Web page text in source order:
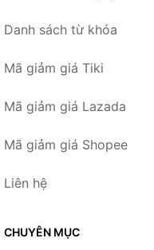
Danh sách từ khóa
Mã giảm giá Tiki
Mã giảm giá Lazada
Mã giảm giá Shopee
Liên hệ
CHUYÊN MỤC